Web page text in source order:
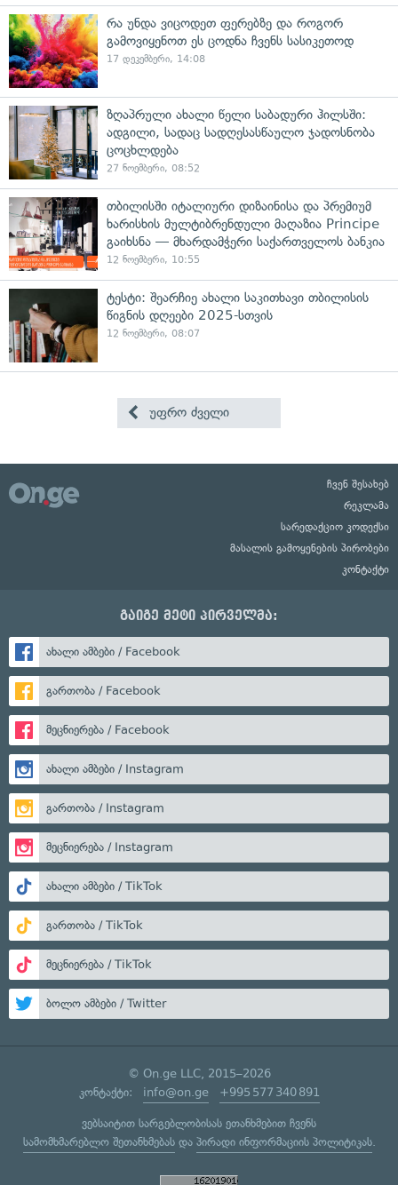
რა უნდა ვიცოდეთ ფერებზე და როგორ
გამოვიყენოთ ეს ცოდნა ჩვენს სასიკეთოდ
17 დეკემბერი, 14:08
ზღაპრული ახალი წელი საბადური ჰილსში:
ადგილი, სადაც სადღესასწაულო ჯადოსნობა
ცოცხლდება
27 ნოემბერი, 08:52
თბილისში იტალიური დიზაინისა და პრემიუმ
ხარისხის მულტიბრენდული მაღაზია Principe
გაიხსნა — მხარდამჭერი საქართველოს ბანკია
12 ნოემბერი, 10:55
ტესტი: შეარჩიე ახალი საკითხავი თბილისის
წიგნის დღეები 2025-სთვის
12 ნოემბერი, 08:07
უფრო ძველი
ჩვენ შესახებ
რეკლამა
სარედაქციო კოდექსი
მასალის გამოყენების პირობები
კონტაქტი
გაიგე მეტი პირველმა:
ახალი ამბები / Facebook
გართობა / Facebook
მეცნიერება / Facebook
ახალი ამბები / Instagram
გართობა / Instagram
მეცნიერება / Instagram
ახალი ამბები / TikTok
გართობა / TikTok
მეცნიერება / TikTok
ბოლო ამბები / Twitter
© On.ge LLC, 2015–2026
კონტაქტი: info@on.ge +995 577 340 891
ვებსაიტით სარგებლობისას ეთანხმებით ჩვენს
სამომხმარებლო შეთანხმებასდა პირადი ინფორმაციის პოლიტიკას.